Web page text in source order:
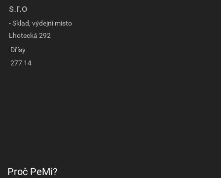
s.r.o
- Sklad, výdejní místo
Lhotecká 292
Dřísy
277 14
Proč PeMi?